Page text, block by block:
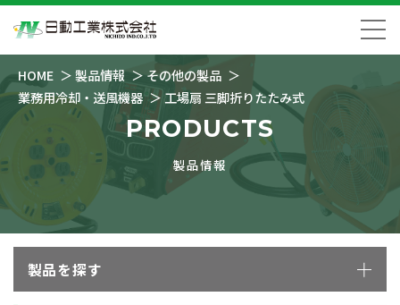
HOME 製品情報
その他の製品
業務用冷却・送風機器
工場扇 三脚折りたたみ式
PRODUCTS
製品情報
製品を探す